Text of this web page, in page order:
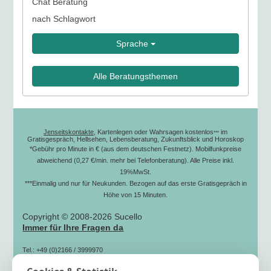
nach Schlagwort
Sprache
Alle Beratungsthemen
Jenseitskontakte , Kartenlegen oder Wahrsagen kostenlos*** im
Gratisgespräch, Hellsehen, Lebensberatung, Zukunftsblick und Horoskop
*Gebühr pro Minute in € (aus dem deutschen Festnetz). Mobilfunkpreise
abweichend (0,27 €/min. mehr bei Telefonberatung). Alle Preise inkl.
19%MwSt.
***Einmalig und nur für Neukunden. Bezogen auf das erste Gratisgepräch in
Höhe von 15 Minuten.
Copyright © 2008-2026 Sucello
Immer für Ihre Fragen da
Tel.: +49 (0)2166 / 3999970